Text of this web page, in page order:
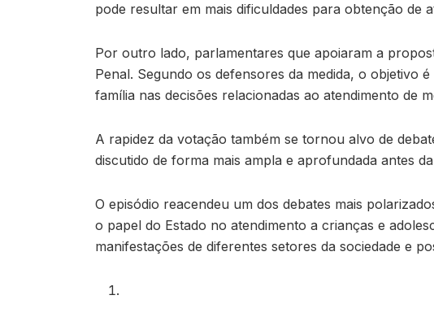
pode resultar em mais dificuldades para obtenção de
Por outro lado, parlamentares que apoiaram a
Penal. Segundo os defensores da medida, o objetivo
família nas decisões relacionadas ao atendimento de
A rapidez da votação também se tornou alvo de
discutido de forma mais ampla e aprofundada antes
O episódio reacendeu um dos debates mais
o papel do Estado no atendimento a crianças e
manifestações de diferentes setores da sociedade e